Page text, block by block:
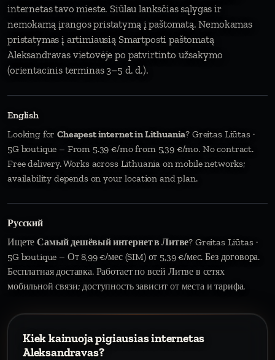
internetas tavo mieste. Siūlau lanksčias sąlygas ir
nemokamą įrangos pristatymą į paštomatą. Nemokamas
pristatymas į artimiausią Smartposti paštomatą
Aleksandravas vietovėje po patvirtinto užsakymo
(orientacinis terminas 3–5 d. d.).
English
Looking forCheapest internet in Lithuania? Greitas Liūtas ·
5G boutique – From 5.39 €/mo from 5,39 €/mo. No contract.
Free delivery. Works across Lithuania on mobile networks;
availability depends on your location and plan.
Русский
ИщетеСамый дешёвый интернет в Литве? Greitas Liūtas ·
5G boutique – От 8,99 €/мес (SIM) от 5,39 €/мес. Без договора.
Бесплатная доставка. Работает по всей Литве в сетях
мобильной связи; доступность зависит от места и тарифа.
Kiek kainuoja pigiausias internetas
Aleksandravas?